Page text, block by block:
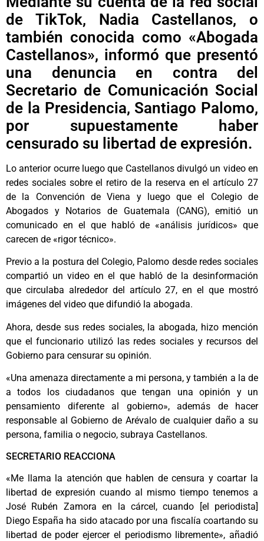
de TikTok, Nadia Castellanos, o
también conocida como «Abogada
Castellanos», informó que presentó
una denuncia en contra del
Secretario de Comunicación Social
de la Presidencia, Santiago Palomo,
por supuestamente haber
censurado su libertad de expresión.
Lo anterior ocurre luego que Castellanos divulgó un video en
redes sociales sobre el retiro de la reserva en el artículo 27
de la Convención de Viena y luego que el Colegio de
Abogados y Notarios de Guatemala (CANG), emitió un
comunicado en el que habló de «análisis jurídicos» que
carecen de «rigor técnico».
Previo a la postura del Colegio, Palomo desde redes sociales
compartió un video en el que habló de la desinformación
que circulaba alrededor del artículo 27, en el que mostró
imágenes del video que difundió la abogada.
Ahora, desde sus redes sociales, la abogada, hizo mención
que el funcionario utilizó las redes sociales y recursos del
Gobierno para censurar su opinión.
«Una amenaza directamente a mi persona, y también a la de
a todos los ciudadanos que tengan una opinión y un
pensamiento diferente al gobierno», además de hacer
responsable al Gobierno de Arévalo de cualquier daño a su
persona, familia o negocio, subraya Castellanos.
SECRETARIO REACCIONA
«Me llama la atención que hablen de censura y coartar la
libertad de expresión cuando al mismo tiempo tenemos a
José Rubén Zamora en la cárcel, cuando [el periodista]
Diego España ha sido atacado por una fiscalía coartando su
libertad de poder ejercer el periodismo libremente», añadió